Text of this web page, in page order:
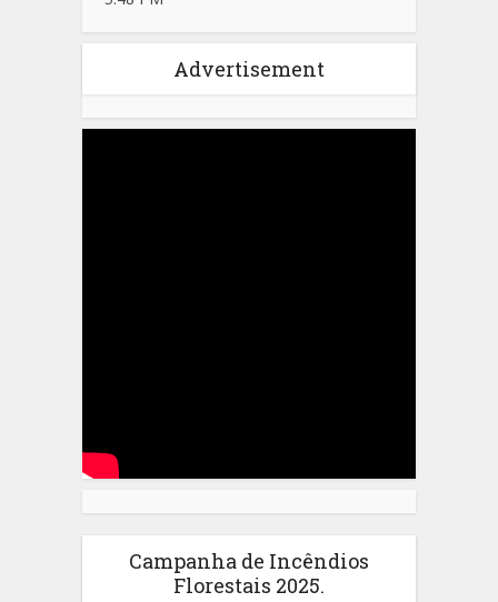
Advertisement
Campanha de Incêndios
Florestais 2025.